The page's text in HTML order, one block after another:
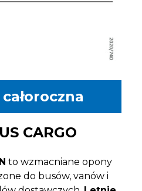
CARGO
to wzmacniane opony
do busów, vanów i